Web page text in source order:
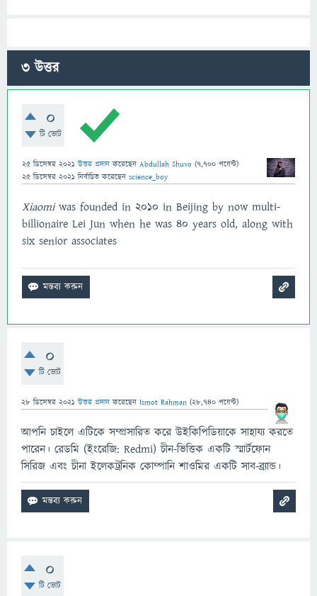
3উত্তর
0
টি ভোট
25 ডিসেম্বর 2021 উত্তর প্রদান করেছেন Abdullah Shuvo (7,700 পয়েন্ট)
25 ডিসেম্বর 2021 নির্বাচিত করেছেন science_boy
Xiaomiwas founded in 2010 in Beijing by now multi-
billionaire Lei Jun when he was 40 years old, along with
six senior associates
0
টি ভোট
28 ডিসেম্বর 2021 উত্তর প্রদান করেছেন Ismot Rahman (28,740 পয়েন্ট)
আপনি চাইলে এটিকে সম্প্রসারিত করে উইকিপিডিয়াকে সাহায্য করতে
পারেন। রেডমি (ইংরেজি: Redmi) চীন-ভিত্তিক একটি স্মার্টফোন
সিরিজ এবং চীনা ইলেকট্রনিক কোম্পানি শাওমির একটি সাব-ব্র্যান্ড।
0
টি ভোট